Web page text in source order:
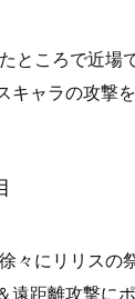
ところで近場
キャラの攻撃
々にリリスの
遠距離攻撃に